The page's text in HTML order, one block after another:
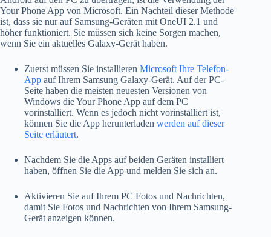
Your Phone App von Microsoft. Ein Nachteil dieser Methode
ist, dass sie nur auf Samsung-Geräten mit OneUI 2.1 und
höher funktioniert. Sie müssen sich keine Sorgen machen,
wenn Sie ein aktuelles Galaxy-Gerät haben.
Zuerst müssen Sie installieren Microsoft Ihre Telefon-
App auf Ihrem Samsung Galaxy-Gerät. Auf der PC-
Seite haben die meisten neuesten Versionen von
Windows die Your Phone App auf dem PC
vorinstalliert. Wenn es jedoch nicht vorinstalliert ist,
können Sie die App herunterladen werden auf dieser
Seite erläutert.
Nachdem Sie die Apps auf beiden Geräten installiert
haben, öffnen Sie die App und melden Sie sich an.
Aktivieren Sie auf Ihrem PC Fotos und Nachrichten,
damit Sie Fotos und Nachrichten von Ihrem Samsung-
Gerät anzeigen können.